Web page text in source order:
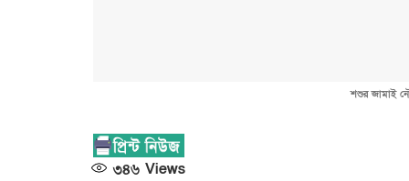
শশুর জামাই
৩৪৬ Views